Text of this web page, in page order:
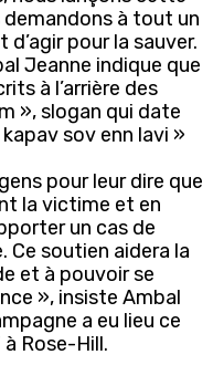
à tout un
pour la sauver.
Jeanne indique que
à l’arrière des
», slogan qui date
sov enn lavi »
pour leur dire que
la victime et en
un cas de
Ce soutien aidera la
et à pouvoir se
», insiste Ambal
a eu lieu ce
Rose-Hill.